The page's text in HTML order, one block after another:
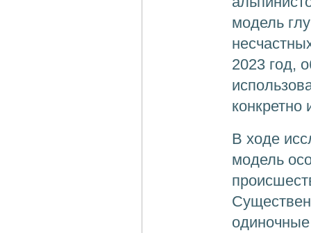
модель
2023 год,
конкретно
В ходе
модель